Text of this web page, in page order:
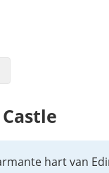
hart van